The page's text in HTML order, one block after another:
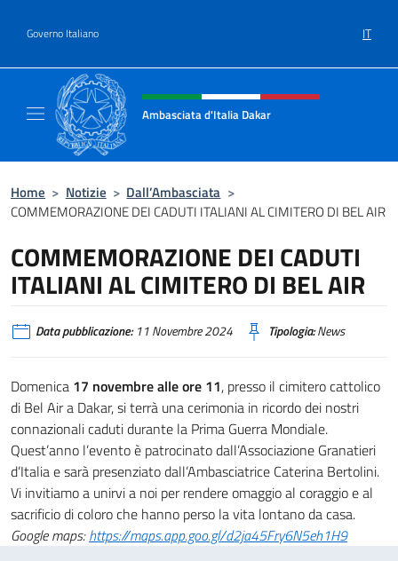
Governo Italiano IT
Intestazione sito, social e menù
Ambasciata d'Italia Dakar
Home > Notizie > Dall’Ambasciata >
COMMEMORAZIONE DEI CADUTI ITALIANI AL CIMITERO DI BEL AIR
COMMEMORAZIONE DEI CADUTI
ITALIANI AL CIMITERO DI BEL AIR
Data pubblicazione:11 Novembre 2024 Tipologia:News
Domenica 17 novembre alle ore 11, presso il cimitero cattolico
di Bel Air a Dakar, si terrà una cerimonia in ricordo dei nostri
connazionali caduti durante la Prima Guerra Mondiale.
Quest’anno l’evento è patrocinato dall’Associazione Granatieri
d’Italia e sarà presenziato dall’Ambasciatrice Caterina Bertolini.
Vi invitiamo a unirvi a noi per rendere omaggio al coraggio e al
sacrificio di coloro che hanno perso la vita lontano da casa.
Google maps: https://maps.app.goo.gl/d2ja45Fry6N5eh1H9